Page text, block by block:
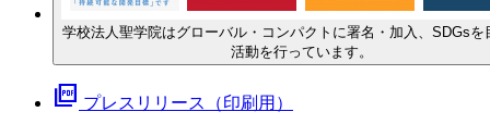
学校法人聖学院はグローバル・コンパクトに署名・加入、SDGsを
活動を行っています。
picture_as_pdf プレスリリース（印刷用）